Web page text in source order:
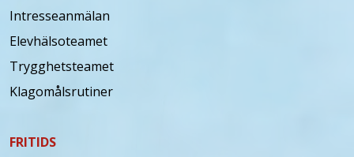
Intresseanmälan
Elevhälsoteamet
Trygghetsteamet
Klagomålsrutiner
FRITIDS